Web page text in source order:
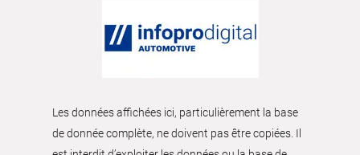
Les données affichées ici, particulièrement la base
de donnée complète, ne doivent pas être copiées. Il